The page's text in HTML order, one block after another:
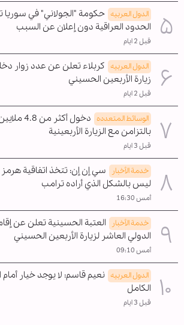
الدول العربیه حكومة "الجولاني" في
الحدود العراقية دون إعلان عن السبب
قبل 2 ايام
الدول العربیه كربلاء تعلن عن عدد زوار
زيارة الأربعين الحسيني
قبل 2 ايام
الوسائط المتعدده
دخول أكثر
بالتزامن مع الزيارة الأربعينية
قبل 3 ايام
خدمة الأخبار
سي إن إن: تتخذ اتفاقية هرمز
ليس بالشكل الذي أراده ترامب
أمس 16:30
خدمة الأخبار
العتبة الحسينية تعلن عن
الدولي العاشر لزيارة الأربعين الحسيني
أمس 09:10
الدول العربیه نعيم قاسم: لا يوجد خيار
الکامل
قبل 3 ايام